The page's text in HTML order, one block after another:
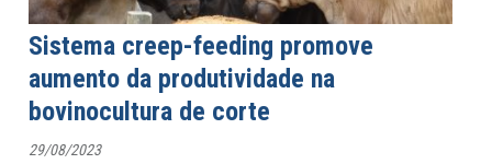
Sistema creep-feeding promove
aumento da produtividade na
bovinocultura de corte
29/08/2023